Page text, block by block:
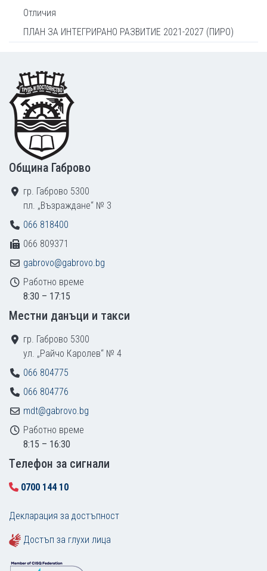
Отличия
ПЛАН ЗА ИНТЕГРИРАНО РАЗВИТИЕ 2021-2027 (ПИРО)
Footer
Община Габрово
гр. Габрово 5300
пл. „Възраждане“ № 3
066 818400
066 809371
gabrovo@gabrovo.bg
Работно време
8:30 – 17:15
Местни данъци и такси
гр. Габрово 5300
ул. „Райчо Каролев“ № 4
066 804775
066 804776
mdt@gabrovo.bg
Работно време
8:15 – 16:30
Tелефон за сигнали
0700 144 10
Декларация за достъпност
Достъп за глухи лица